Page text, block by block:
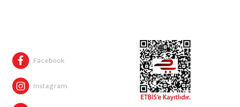
Facebook
Instagram